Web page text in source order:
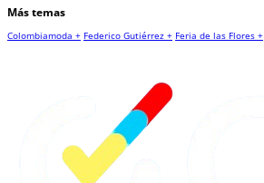
Más temas
Colombiamoda + Federico Gutiérrez + Feria de las Flores +